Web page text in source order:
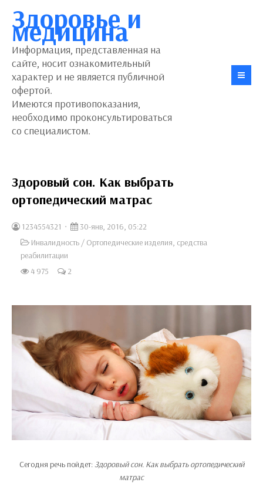
Здоровье и
медицина
Информация, представленная на
сайте, носит ознакомительный
характер и не является публичной
офертой.
Имеются противопоказания,
необходимо проконсультироваться
со специалистом.
Здоровый сон. Как выбрать
ортопедический матрас
1234554321
30-янв, 2016, 05:22
Инвалидность / Ортопедические изделия, средства
реабилитации
4 975
2
Сегодня речь пойдет:Здоровый сон. Как выбрать ортопедический
матрас